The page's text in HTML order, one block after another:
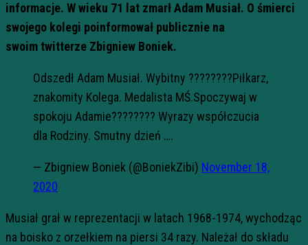
informacje. W wieku 71 lat zmarł Adam Musiał. O śmierci
swojego kolegi poinformował publicznie na
swoim twitterze Zbigniew Boniek.
Odszedł Adam Musiał. Wybitny ????????Piłkarz,
znakomity Kolega. Medalista MŚ.Spoczywaj w
spokoju Adamie???????? Wyrazy współczucia
dla Rodziny. Smutny dzień ….
— Zbigniew Boniek (@BoniekZibi) November 18,
2020
Musiał grał w reprezentacji w latach 1968-1974, wychodząc
na boisko z orzełkiem na piersi 34 razy. Należał do składu